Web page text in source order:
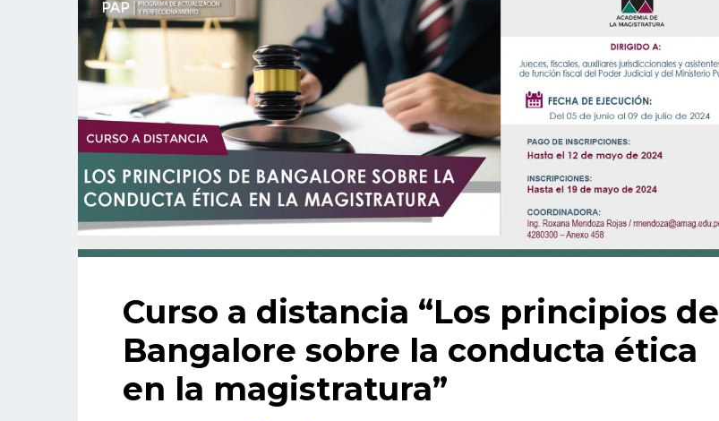
Curso a distancia “Los principios de
Bangalore sobre la conducta ética
en la magistratura”